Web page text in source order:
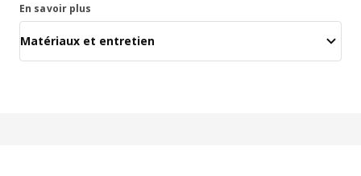
En savoir plus
Matériaux et entretien